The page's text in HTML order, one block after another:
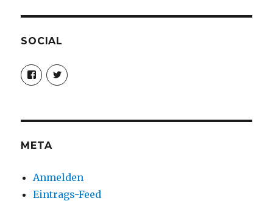
SOCIAL
Profil
von
christoph.fleischer1
anzeigen
Profil
von
ChristophFl
anzeigen
META
Anmelden
Eintrags-Feed